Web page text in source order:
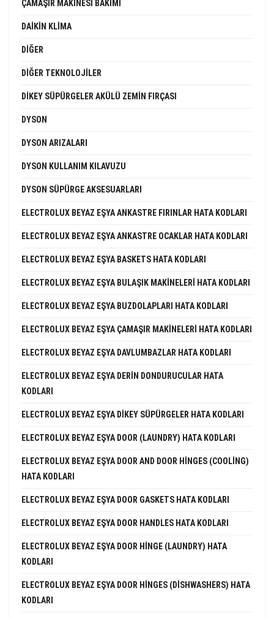
ÇAMAŞIR MAKINESI BAKIMI
DAIKIN KLIMA
DIĞER
DIĞER TEKNOLOJILER
DIKEY SÜPÜRGELER AKÜLÜ ZEMIN FIRÇASI
DYSON
DYSON ARIZALARI
DYSON KULLANIM KILAVUZU
DYSON SÜPÜRGE AKSESUARLARI
ELECTROLUX BEYAZ EŞYA ANKASTRE FIRINLAR HATA KODLARI
ELECTROLUX BEYAZ EŞYA ANKASTRE OCAKLAR HATA KODLARI
ELECTROLUX BEYAZ EŞYA BASKETS HATA KODLARI
ELECTROLUX BEYAZ EŞYA BULAŞIK MAKINELERI HATA KODLARI
ELECTROLUX BEYAZ EŞYA BUZDOLAPLARI HATA KODLARI
ELECTROLUX BEYAZ EŞYA ÇAMAŞIR MAKINELERI HATA KODLARI
ELECTROLUX BEYAZ EŞYA DAVLUMBAZLAR HATA KODLARI
ELECTROLUX BEYAZ EŞYA DERIN DONDURUCULAR HATA
KODLARI
ELECTROLUX BEYAZ EŞYA DIKEY SÜPÜRGELER HATA KODLARI
ELECTROLUX BEYAZ EŞYA DOOR (LAUNDRY) HATA KODLARI
ELECTROLUX BEYAZ EŞYA DOOR AND DOOR HINGES (COOLING)
HATA KODLARI
ELECTROLUX BEYAZ EŞYA DOOR GASKETS HATA KODLARI
ELECTROLUX BEYAZ EŞYA DOOR HANDLES HATA KODLARI
ELECTROLUX BEYAZ EŞYA DOOR HINGE (LAUNDRY) HATA
KODLARI
ELECTROLUX BEYAZ EŞYA DOOR HINGES (DISHWASHERS) HATA
KODLARI